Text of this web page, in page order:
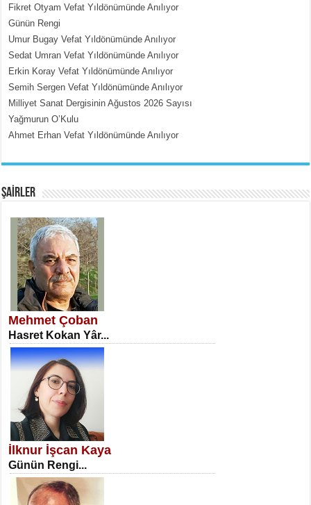
MEHMET ÇOBAN
İçerdeki Put Dışardaki Maskeler...
SATILMIŞ ÜMİT ÇETİNKAYA
Erkenlik...
NECLA DİLEK ARSLAN
Öğretmenler Günü Mahkemesi...
Fikret Otyam Vefat Yıldönümünde Anılıyor
Günün Rengi
Umur Bugay Vefat Yıldönümünde Anılıyor
Sedat Umran Vefat Yıldönümünde Anılıyor
Erkin Koray Vefat Yıldönümünde Anılıyor
Semih Sergen Vefat Yıldönümünde Anılıyor
Milliyet Sanat Dergisinin Ağustos 2026 Sayısı
Yağmurun O’Kulu
Ahmet Erhan Vefat Yıldönümünde Anılıyor
ŞAİRLER
Mehmet Çoban
Hasret Kokan Yâr...
İlknur İşcan Kaya
Günün Rengi...